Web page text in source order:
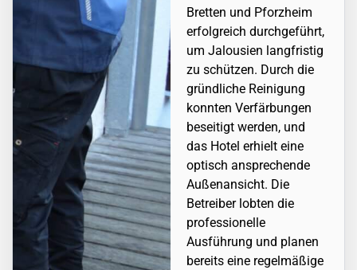
Bretten und Pforzheim
erfolgreich durchgeführt,
um Jalousien langfristig
zu schützen. Durch die
gründliche Reinigung
konnten Verfärbungen
beseitigt werden, und
das Hotel erhielt eine
optisch ansprechende
Außenansicht. Die
Betreiber lobten die
professionelle
Ausführung und planen
bereits eine regelmäßige